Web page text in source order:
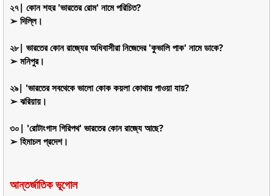
২৭| কোন শহর 'ভারতের রোম' নামে পরিচিত?
➢ দিল্লি।
২৮| ভারতের কোন রাজ্যের অধিবাসীরা নিজেদের 'কুভালি পাক' নামে ডাকে?
➢ মনিপুর।
২৯| 'ভারতের সবথেকে ভালো কোক কয়লা কোথায় পাওয়া যায়?
➢ ঝরিয়ায়।
৩০| 'রোটাংগাস গিরিপথ' ভারতের কোন রাজ্যে আছে?
➢ হিমাচল প্রদেশ।
আন্তর্জাতিক ভূগোল